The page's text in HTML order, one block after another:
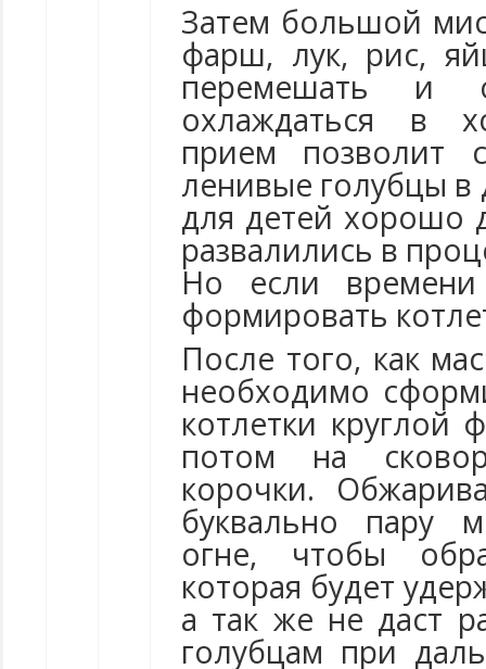
Затем большой
фарш, лук, рис,
перемешать и
охлаждаться в
прием позволит
ленивые голубцы в
для детей хорошо
развалились в
Но если
формировать
После того, как
необходимо
котлетки
потом на
корочки.
буквально пару
огне, чтобы
которая будет
а так же не даст
голубцам при